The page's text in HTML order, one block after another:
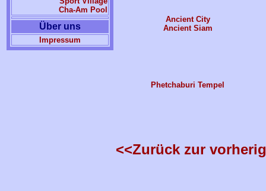
Cha-Am Pool
Über uns
Impressum
Ancient City
Ancient Siam
Phetchaburi Tempel
<<Zurück zur